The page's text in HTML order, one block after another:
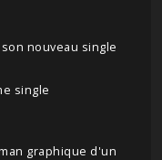
nouveau single
single
graphique d'un